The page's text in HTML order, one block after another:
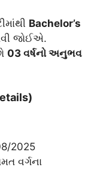
Bachelor’s
જોઈએ.
03 વર્ષનો અનુભવ
2025
વર્ગના